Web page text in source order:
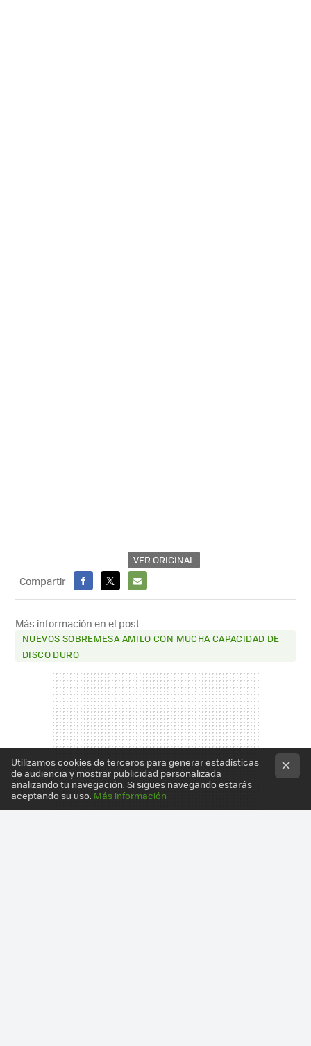
VER ORIGINAL
Compartir
FACEBOOK
X
E-
MAIL
Más información en el post
NUEVOS SOBREMESA AMILO CON MUCHA CAPACIDAD DE
DISCO DURO
Utilizamos cookies de terceros para generar estadísticas
de audiencia y mostrar publicidad personalizada
analizando tu navegación. Si sigues navegando estarás
aceptando su uso. Más información